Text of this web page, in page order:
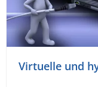
Virtuelle und